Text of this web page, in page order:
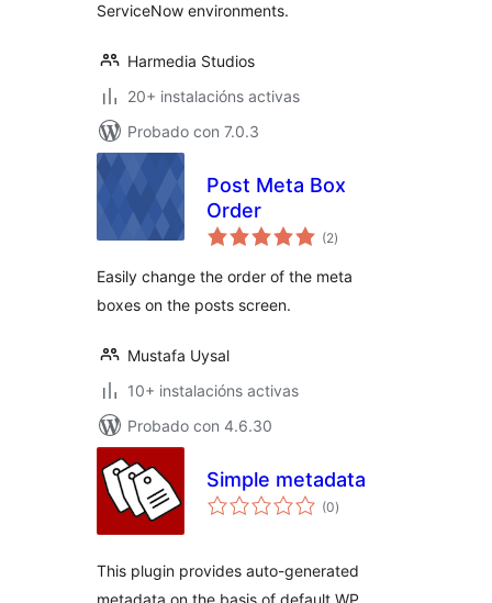
ServiceNow environments.
Harmedia Studios
20+ instalacións activas
Probado con 7.0.3
Post Meta Box
Order
(2valoracións
totais
)
Easily change the order of the meta
boxes on the posts screen.
Mustafa Uysal
10+ instalacións activas
Probado con 4.6.30
Simple metadata
(0valoracións
totais
)
This plugin provides auto-generated
metadata on the basis of default WP